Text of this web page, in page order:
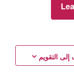
التقويم